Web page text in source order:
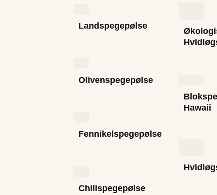
Landspegepølse
Olivenspegepølse
Fennikelspegepølse
Chilispegepølse
Hawaii